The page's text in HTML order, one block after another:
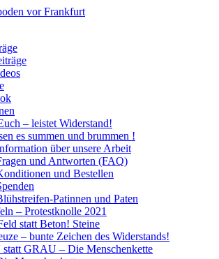
– leistet Widerstand!
es summen und brummen !
über unsere Arbeit
und Antworten (FAQ)
und Bestellen
Patinnen und Paten
– Protestknolle 2021
statt Beton! Steine
– bunte Zeichen des Widerstands!
GRAU – Die Menschenkette